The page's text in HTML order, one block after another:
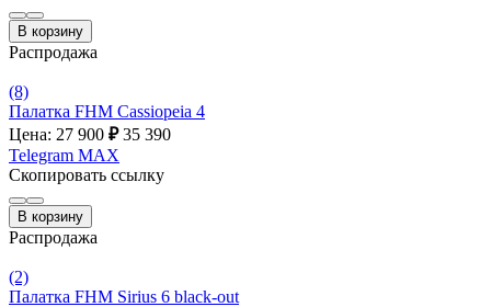
В корзину
Распродажа
(8)
Палатка FHM Cassiopeia 4
Цена: 27 900 ₽ 35 390
Telegram MAX
Скопировать ссылку
В корзину
Распродажа
(2)
Палатка FHM Sirius 6 black-out